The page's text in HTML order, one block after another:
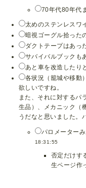
70年代80年代
太めのステンレスワ
暗視ゴーグル拾っ
ダクトテープはあっ
サバイバルブックも
あと車を改造したり
各状況（籠城や移動
欲しいですね。
また、それに対するパ
生品）、メカニック（
うだなと思いました。
パロメーター
18:31:55
否定だけす
生ページ作